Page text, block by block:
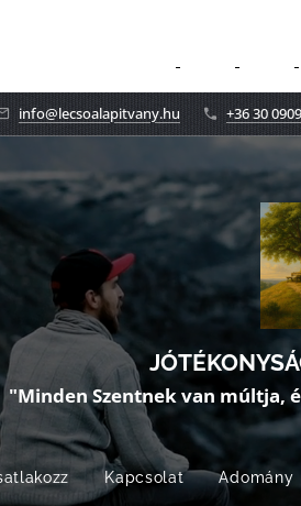
info@lecsoalapitvany.hu +36 30
"Minden Szentnek van múltja,
Kapcsolat Adomány